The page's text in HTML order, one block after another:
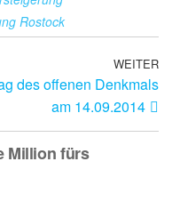
Rostock
WEITER
des offenen Denkmals
am 14.09.2014
Million fürs